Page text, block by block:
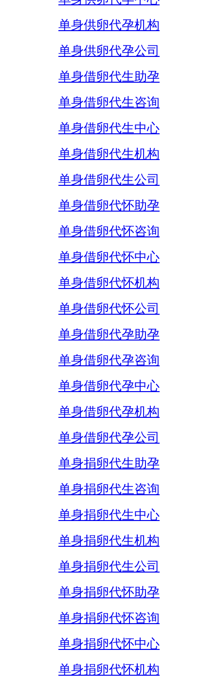
单身供卵代孕机构
单身供卵代孕公司
单身借卵代生助孕
单身借卵代生咨询
单身借卵代生中心
单身借卵代生机构
单身借卵代生公司
单身借卵代怀助孕
单身借卵代怀咨询
单身借卵代怀中心
单身借卵代怀机构
单身借卵代怀公司
单身借卵代孕助孕
单身借卵代孕咨询
单身借卵代孕中心
单身借卵代孕机构
单身借卵代孕公司
单身捐卵代生助孕
单身捐卵代生咨询
单身捐卵代生中心
单身捐卵代生机构
单身捐卵代生公司
单身捐卵代怀助孕
单身捐卵代怀咨询
单身捐卵代怀中心
单身捐卵代怀机构